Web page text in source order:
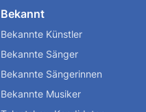
Bekannt
Bekannte Künstler
Bekannte Sänger
Bekannte Sängerinnen
Bekannte Musiker